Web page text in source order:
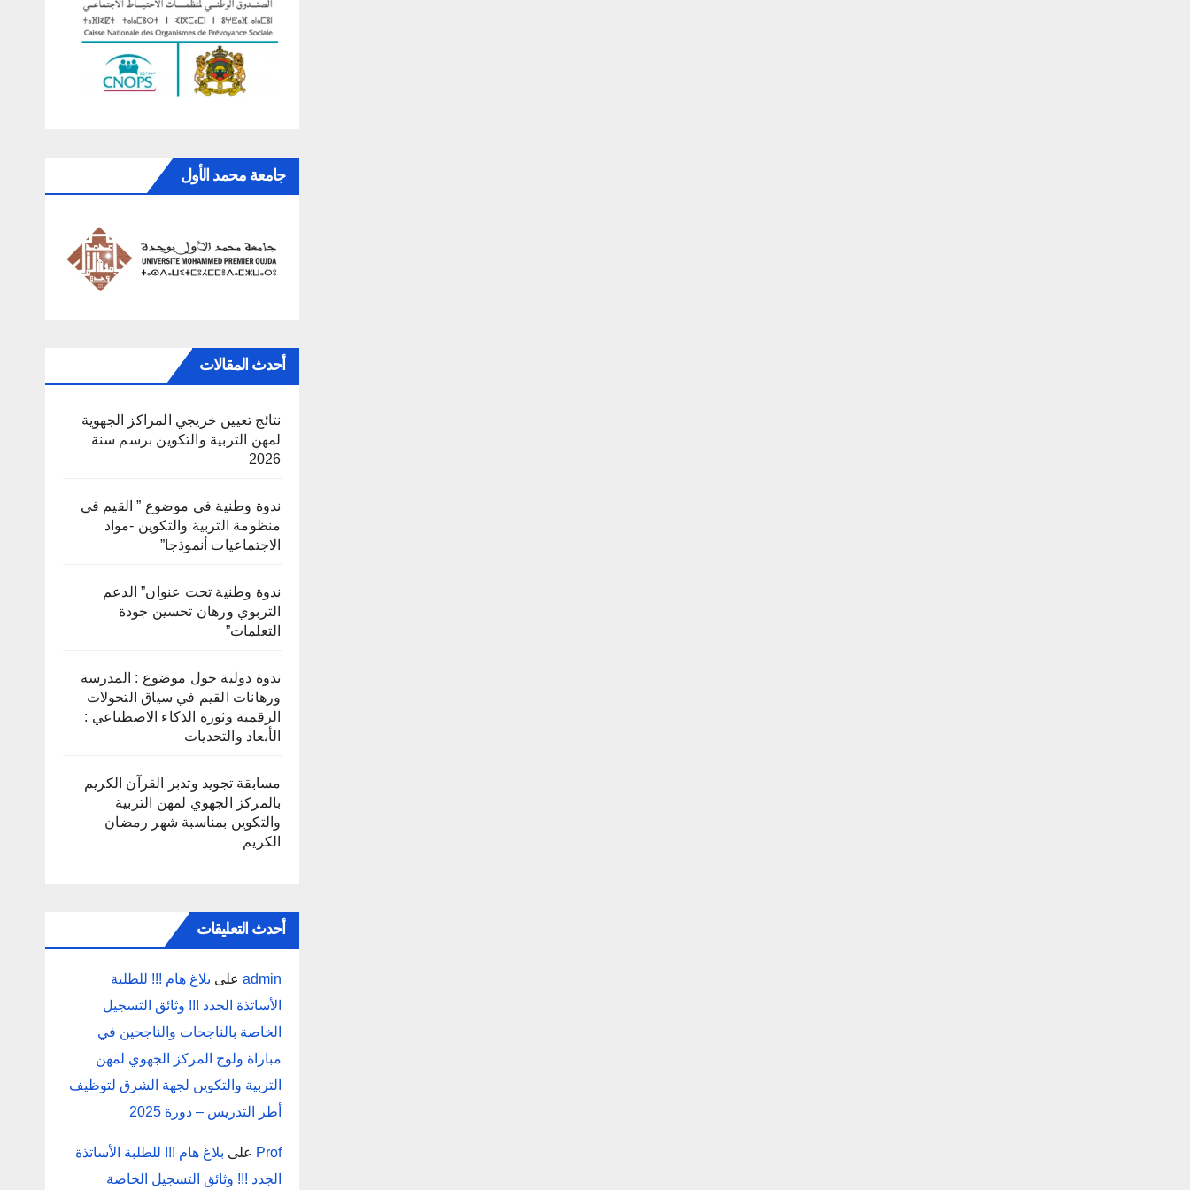
جامعة محمد الأول
أحدث المقالات
نتائج تعيين خريجي المراكز الجهوية
لمهن التربية والتكوين برسم سنة
2026
ندوة وطنية في موضوع ” القيم في
منظومة التربية والتكوين -مواد
الاجتماعيات أنموذجا”
ندوة وطنية تحت عنوان” الدعم
التربوي ورهان تحسين جودة
التعلمات”
ندوة دولية حول موضوع : المدرسة
ورهانات القيم في سياق التحولات
الرقمية وثورة الذكاء الاصطناعي :
الأبعاد والتحديات
مسابقة تجويد وتدبر القرآن الكريم
بالمركز الجهوي لمهن التربية
والتكوين بمناسبة شهر رمضان
الكريم
أحدث التعليقات
admin على بلاغ هام !!! للطلبة
الأساتذة الجدد !!! وثائق التسجيل
الخاصة بالناجحات والناجحين في
مباراة ولوج المركز الجهوي لمهن
التربية والتكوين لجهة الشرق لتوظيف
أطر التدريس – دورة 2025
Prof على بلاغ هام !!! للطلبة الأساتذة
الجدد !!! وثائق التسجيل الخاصة